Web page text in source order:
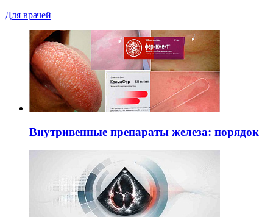
Для врачей
Внутривенные препараты железа: